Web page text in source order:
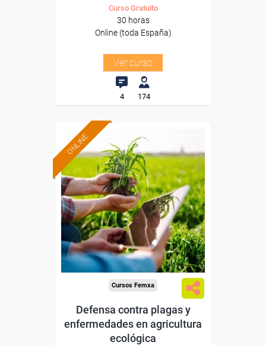
Curso Gratuito
30 horas
Online (toda España)
Ver curso
4 174
ONLINE
Formación 100%
subvencionada.
Para desempleados,
trabajadores y autónomos.
Sector
-Agricultura y Ganadería.
Cursos Femxa
Defensa contra plagas y
enfermedades en agricultura
ecológica